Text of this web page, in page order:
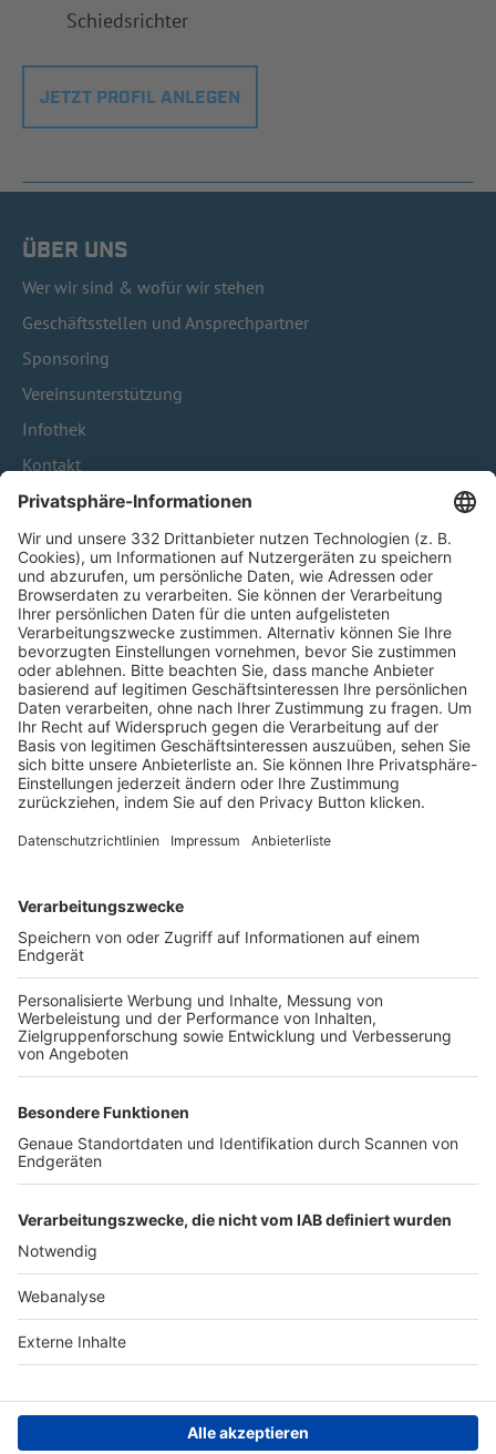
Schiedsrichter
JETZT PROFIL ANLEGEN
ÜBER UNS
Wer wir sind & wofür wir stehen
Geschäftsstellen und Ansprechpartner
Sponsoring
Vereinsunterstützung
Infothek
Kontakt
HÄUFIG BESUCHTE SEITEN
Pässe und Vereinswechsel
Trainerausbildung
Schulungsangebot Vereinsmitarbeiter
BFV-Geschäftsstellen
Trainerbörse
Login SpielPlus
FOLGE DEM BFV
TOP-VEREINE
TOP-PARTNER
Nutzungsbedingungen Datenschutz Impressum